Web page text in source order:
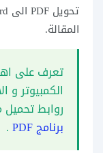
المقالة.
تعرف على
الكمبيوتر و
روابط تحميل
برنامج PDF
.